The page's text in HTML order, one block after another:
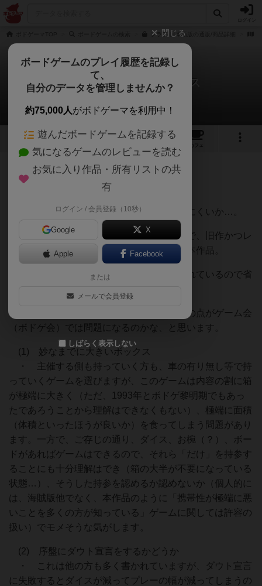
ブラフ 日本語版の通販/商品詳細
ブラフ / ライアーズダイス
yukiさんのレビュー
16 5 53
カフェ
527名 1名 0 10ヶ月前
良作なのだが、ボドゲ会には持っていきにくいか…。
ボドゲ会を主催する立場になりましたので、旧作かつレ
ガシー作品ではありますが、今でも人気の本作品。
ルールほか色々については、他の方が触れているので省
本作品については、結局のところ、以下の点がゲーム会
（ボドゲ会）では問題になるのかな、と思います。
(1) 妙なまでに大きいボックス
・ 主催する側も持っていく方も、車の有り無し等で持
っていくゲームを選びますが、このゲームは内容の割に箱
が極端に大きく（ただ、1993年とボドゲ黎明期でもあっ
たであろうことから理解はできなくもない）、極端に面積
（体積といったほうが良いか）を食ってしまう問題があり
ます。一方で、ご存じの通り、ダイス、お椀（？）、ボー
ドがあればゲームはできるので、それら「だけ」を持参す
ることにも十分理解はでき（箱の大半が不要になっている
状態…）、そうした持参を認めるか認めないか（個人的に
は、海賊版他でなく、本作品のように「携帯性が極端に悪
いことを多くの方が知っている」ゲームに関しては許容の
扱い）でモメそうな気がします。
(2) 序盤にダウト宣言をするかどうか
・ これは他の方も多く書かれていますが、ダウト宣言
に失敗するとダイスが減ってプレーの幅が減ってしまうの
閉じる
ボードゲームのプレイ履歴を記録し
て、
自分のデータを管理しませんか？
約75,000人がボドゲーマを利用中！
遊んだボードゲームを記録する
気になるゲームのレビューを読む
お気に入り作品・所有リストの共
有
ログイン / 会員登録（10秒）
Google X
Apple Facebook
または
メールで会員登録
しばらく表示しない